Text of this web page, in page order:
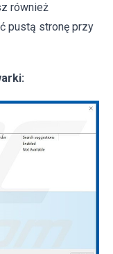
również
pustą stronę przy